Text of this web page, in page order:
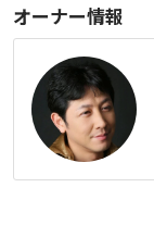
オーナー情報